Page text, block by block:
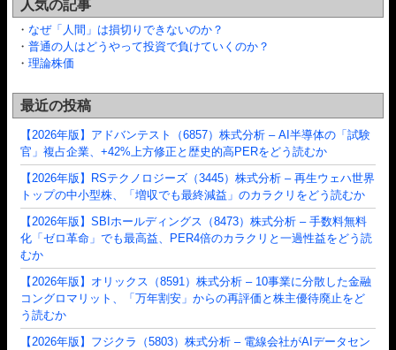
人気の記事
・ なぜ「人間」は損切りできないのか？
・ 普通の人はどうやって投資で負けていくのか？
・ 理論株価
最近の投稿
【2026年版】アドバンテスト（6857）株式分析 – AI半導体の「試験
官」複占企業、+42%上方修正と歴史的高PERをどう読むか
【2026年版】RSテクノロジーズ（3445）株式分析 – 再生ウェハ世界
トップの中小型株、「増収でも最終減益」のカラクリをどう読むか
【2026年版】SBIホールディングス（8473）株式分析 – 手数料無料
化「ゼロ革命」でも最高益、PER4倍のカラクリと一過性益をどう読
むか
【2026年版】オリックス（8591）株式分析 – 10事業に分散した金融
コングロマリット、「万年割安」からの再評価と株主優待廃止をど
う読むか
【2026年版】フジクラ（5803）株式分析 – 電線会社がAIデータセン